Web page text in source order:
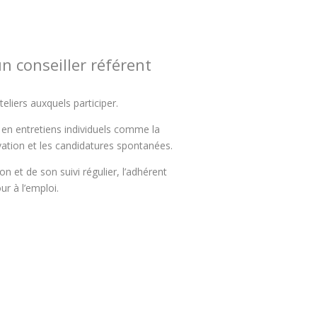
conseiller référent
auxquels participer.
entretiens individuels comme la
et les candidatures spontanées.
et de son suivi régulier, l’adhérent
à l’emploi.